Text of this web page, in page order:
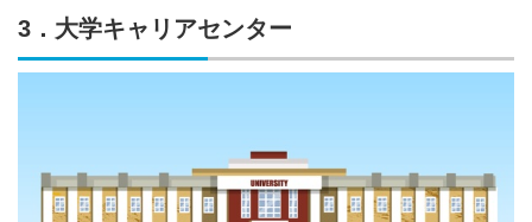
3．大学キャリアセンター